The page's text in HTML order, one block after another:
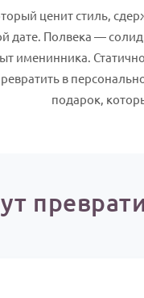
ценит стиль,
дате. Полвека —
именинника.
в
подарок,